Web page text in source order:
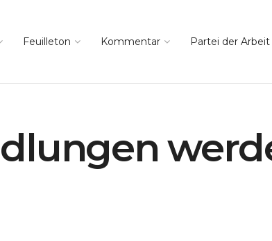
Feuilleton Kommentar Partei der Arbeit